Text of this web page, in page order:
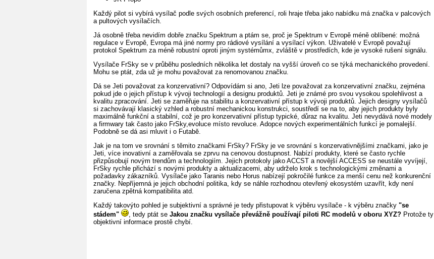
Každý pilot si vybírá vysílač podle svých osobních preferencí, roli hraje třeba jako nabídku má značka v palcových
a pultových vysílačích.
Já osobně třeba nevidím dobře značku Spektrum a ptám se, proč je Spektrum v Evropě méně oblíbené: možná
regulace v Evropě, Evropa má jiné normy pro rádiové vysílání a vysílací výkon. Uživatelé v Evropě považují
protokol Spektrum za méně robustní oproti jiným systémůmx, zvláště v prostředích, kde je vysoké rušení signálu.
Vysílače FrSky se v průběhu posledních několika let dostaly na vyšší úroveň co se týká mechanického provedení.
Mohu se ptát, zda už je mohu považovat za renomovanou značku.
Dá se Jeti považovat za konzervativní? Odpovídám si ano, Jeti lze považovat za konzervativní značku, zejména
pokud jde o jejich přístup k vývoji technologií a designu produktů. Jeti je známé pro svou vysokou spolehlivost a
kvalitu zpracování. Jeti se zaměřuje na stabilitu a konzervativní přístup k vývoji produktů. Jejich designy vysílačů
si zachovávají klasický vzhled a robustní mechanickou konstrukci, soustředí se na to, aby jejich produkty byly
maximálně funkční a stabilní, což je pro konzervativní přístup typické, důraz na kvalitu. Jeti nevydává nové modely
a firmwary tak často jako FrSky,evoluce místo revoluce. Adopce nových experimentálních funkcí je pomalejší.
Podobně se dá asi mluvit i o Futabě.
Jak je na tom ve srovnání s těmito značkami FrSky? FrSky je ve srovnání s konzervativnějšími značkami, jako je
Jeti, více inovativní a zaměřovala se zprvu na cenovou dostupnost. Nabízí produkty, které se často rychle
přizpůsobují novým trendům a technologiím. Jejich protokoly jako ACCST a novější ACCESS se neustále vyvíjejí,
FrSky rychle přichází s novými produkty a aktualizacemi, aby udrželo krok s technologickými změnami a
požadavky zákazníků. Vysílače jako Taranis nebo Horus nabízejí pokročilé funkce za menší cenu než konkurenční
značky. Nepříjemná je jejich obchodní politika, kdy se náhle rozhodnou otevřený ekosystém uzavřít, kdy není
zaručena zpětná kompatibilita atd.
Každý takovýto pohled je subjektivní a správné je tedy přistupovat k výběru vysílače - k výběru značky "se
stádem"
, tedy ptát se Jakou značku vysílače převážně používají piloti RC modelů v oboru XYZ? Protože ty
objektivní informace prostě chybí.